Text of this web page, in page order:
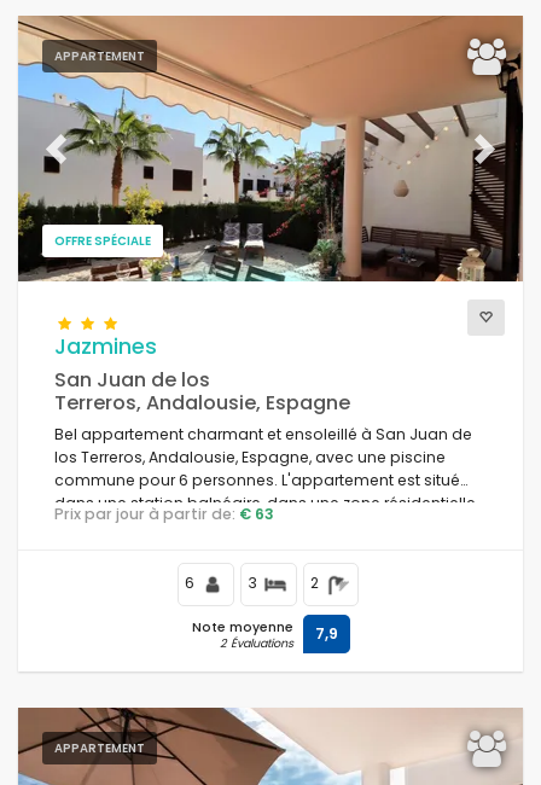
APPARTEMENT
OFFRE SPÉCIALE
Previous Next
Jazmines
San Juan de los
Terreros, Andalousie, Espagne
Bel appartement charmant et ensoleillé à San Juan de
los Terreros, Andalousie, Espagne, avec une piscine
commune pour 6 personnes. L'appartement est situé
dans une station balnéaire, dans une zone résidentielle
et montagneuse en bord de mer, à proximité des
Prix par jour à partir de: € 63
6 3 2
Note moyenne
2 Évaluations 7,9
APPARTEMENT